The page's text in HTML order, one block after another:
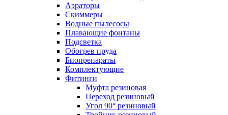
Аэраторы
Cкиммеры
Водные пылесосы
Плавающие фонтаны
Подсветка
Обогрев пруда
Биопрепараты
Комплектующие
Фитинги
Муфта резиновая
Переход резиновый
Угол 90° резиновый